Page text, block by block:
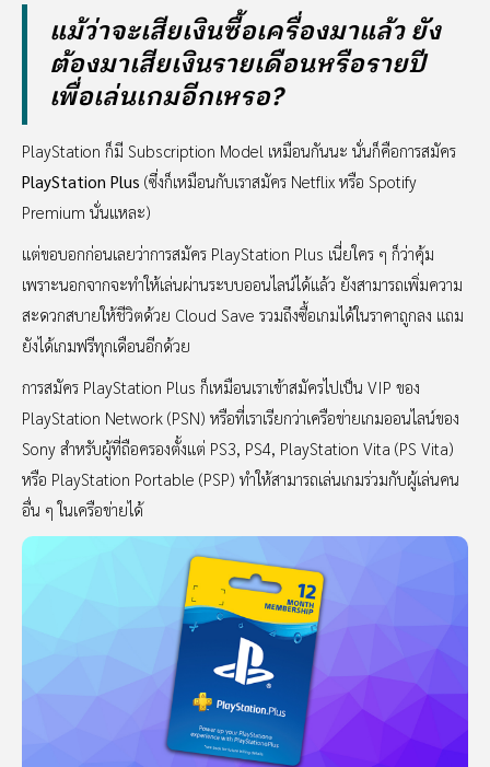
แม้ว่าจะเสียเงินซื้อเครื่องมาแล้ว ยัง
ต้องมาเสียเงินรายเดือนหรือรายปี
เพื่อเล่นเกมอีกเหรอ?
PlayStation ก็มี Subscription Model เหมือนกันนะ นั่นก็คือการสมัคร
PlayStation Plus (ซึ่งก็เหมือนกับเราสมัคร Netflix หรือ Spotify
Premium นั่นแหละ)
แต่ขอบอกก่อนเลยว่าการสมัคร PlayStation Plus เนี่ยใคร ๆ ก็ว่าคุ้ม
เพราะนอกจากจะทำให้เล่นผ่านระบบออนไลน์ได้แล้ว ยังสามารถเพิ่มความ
สะดวกสบายให้ชีวิตด้วย Cloud Save รวมถึงซื้อเกมได้ในราคาถูกลง แถม
ยังได้เกมฟรีทุกเดือนอีกด้วย
การสมัคร PlayStation Plus ก็เหมือนเราเข้าสมัครไปเป็น VIP ของ
PlayStation Network (PSN) หรือที่เราเรียกว่าเครือข่ายเกมออนไลน์ของ
Sony สำหรับผู้ที่ถือครองตั้งแต่ PS3, PS4, PlayStation Vita (PS Vita)
หรือ PlayStation Portable (PSP) ทำให้สามารถเล่นเกมร่วมกับผู้เล่นคน
อื่น ๆ ในเครือข่ายได้